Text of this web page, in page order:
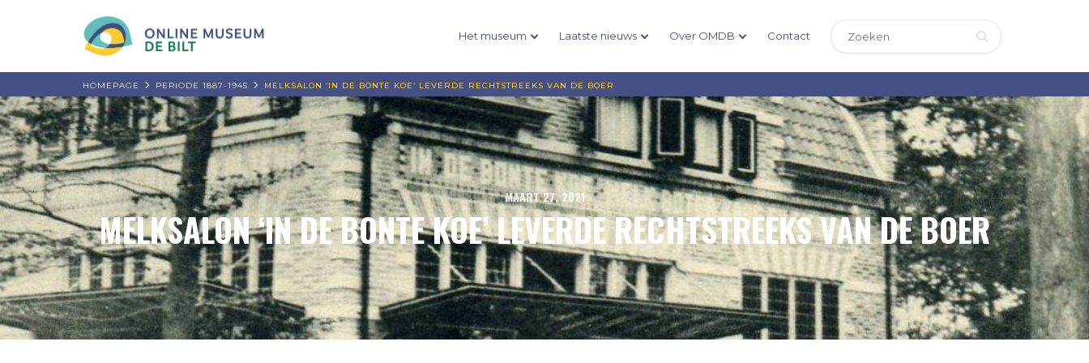
Het museum Laatste nieuws Over OMDB Contact
HOMEPAGE PERIODE 1887-1945 MELKSALON ‘IN DE BONTE KOE’ LEVERDE RECHTSTREEKS VAN DE BOER
MAART 27, 2021
MELKSALON ‘IN DE BONTE KOE’ LEVERDE RECHTSTREEKS VAN DE BOER